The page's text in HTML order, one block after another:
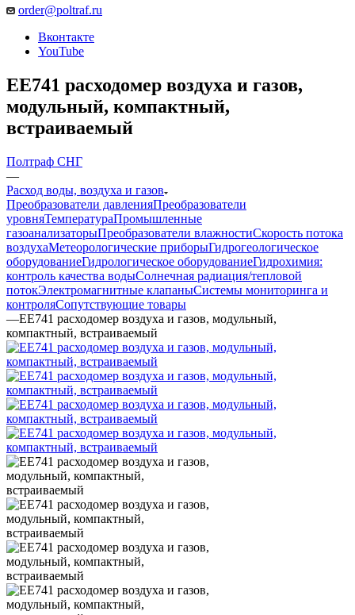
order@poltraf.ru
Вконтакте
YouTube
ЕЕ741 расходомер воздуха и газов,
модульный, компактный,
встраиваемый
Полтраф СНГ
—
Расход воды, воздуха и газов
Преобразователи давленияПреобразователи
уровняТемператураПромышленные
газоанализаторыПреобразователи влажностиСкорость потока
воздухаМетеорологические приборыГидрогеологическое
оборудованиеГидрологическое оборудованиеГидрохимия:
контроль качества водыСолнечная радиация/тепловой
потокЭлектромагнитные клапаныСистемы мониторинга и
контроляСопутствующие товары
—ЕЕ741 расходомер воздуха и газов, модульный,
компактный, встраиваемый